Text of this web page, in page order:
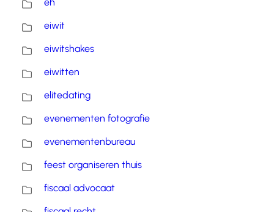
eiwit
eiwitshakes
eiwitten
elitedating
evenementen fotografie
evenementenbureau
feest organiseren thuis
fiscaal advocaat